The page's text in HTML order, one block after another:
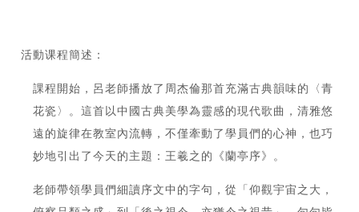
活動课程簡述：
課程開始，呂老師播放了周杰倫那首充滿古典韻味的〈青
花瓷〉。這首以中國古典美學為靈感的現代歌曲，清雅悠
遠的旋律在教室內流轉，不僅牽動了學員們的心神，也巧
妙地引出了今天的主題：王羲之的《蘭亭序》。
老師帶領學員們細讀序文中的字句，從「仰觀宇宙之大，